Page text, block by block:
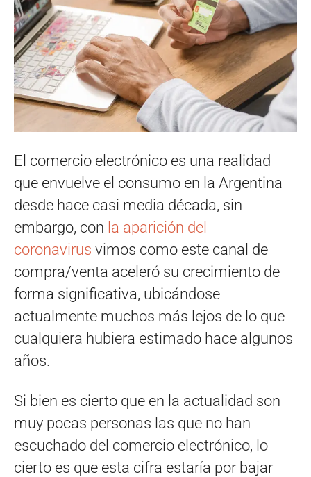
El comercio electrónico es una realidad
que envuelve el consumo en la Argentina
desde hace casi media década, sin
embargo, con la aparición del
coronavirus vimos como este canal de
compra/venta aceleró su crecimiento de
forma significativa, ubicándose
actualmente muchos más lejos de lo que
cualquiera hubiera estimado hace algunos
años.
Si bien es cierto que en la actualidad son
muy pocas personas las que no han
escuchado del comercio electrónico, lo
cierto es que esta cifra estaría por bajar